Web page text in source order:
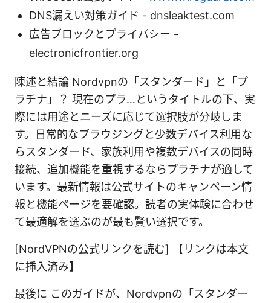
DNS漏えい対策ガイド - dnsleaktest.com
広告ブロックとプライバシー -
electronicfrontier.org
陳述と結論 Nordvpnの「スタンダード」と「プ
ラチナ」？ 現在のプラ…というタイトルの下、実
際には用途とニーズに応じて選択肢が分岐しま
す。日常的なブラウジングと少数デバイス利用な
らスタンダード、家族利用や複数デバイスの同時
接続、追加機能を重視するならプラチナが適して
います。最新情報は公式サイトのキャンペーン情
報と機能ページを要確認。読者の実体験に合わせ
て最適解を選ぶのが最も賢い選択です。
[NordVPNの公式リンクを読む] 【リンクは本文
に挿入済み】
最後に このガイドが、Nordvpnの「スタンダー